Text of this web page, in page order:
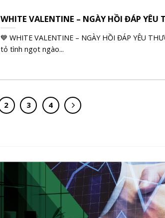
WHITE VALENTINE – NGÀY HỒI ĐÁP YÊU
💙 WHITE VALENTINE – NGÀY HỒI ĐÁP YÊU
tỏ tình ngọt ngào...
2 3 4